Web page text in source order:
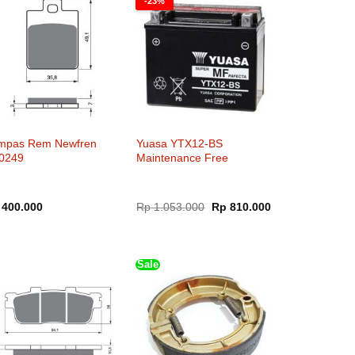
Rem Newfren
400.000
Yuasa YTX12-BS
Maintenance Free
Rp1.053.000 Harga
aslinya
Rp 810.000Harga
Sale